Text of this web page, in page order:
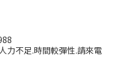
力不足.時間較彈性.請來電